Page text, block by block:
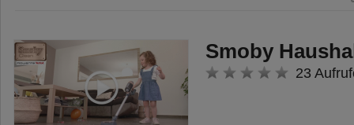
lassen sich prima Freunde und
Geschwister zum Spielen
einladen. Besonderes Extra ist der
stabile Picknicktisch, an dem es
Smoby
23